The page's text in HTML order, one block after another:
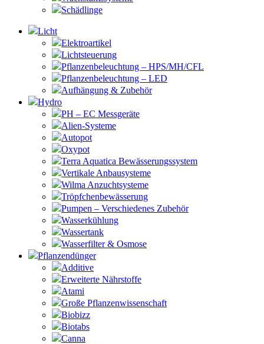
Schädlinge
Licht
Elektroartikel
Lichtsteuerung
Pflanzenbeleuchtung – HPS/MH/CFL
Pflanzenbeleuchtung – LED
Aufhängung & Zubehör
Hydro
PH – EC Messgeräte
Alien-Systeme
Autopot
Oxypot
Terra Aquatica Bewässerungssystem
Vertikale Anbausysteme
Wilma Anzuchtsysteme
Tröpfchenbewässerung
Pumpen – Verschiedenes Zubehör
Wasserkühlung
Wassertank
Wasserfilter & Osmose
Pflanzendünger
Additive
Erweiterte Nährstoffe
Atami
Große Pflanzenwissenschaft
Biobizz
Biotabs
Canna